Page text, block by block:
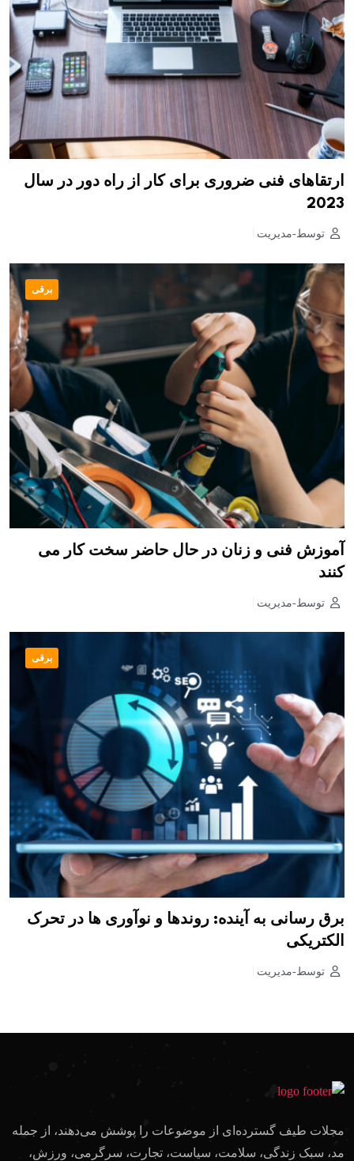
ارتقاهای فنی ضروری برای کار از راه دور در سال
2023
توسط-مدیریت
برقی
آموزش فنی و زنان در حال حاضر سخت کار می
کنند
توسط-مدیریت
برقی
برق رسانی به آینده: روندها و نوآوری ها در تحرک
الکتریکی
توسط-مدیریت
مجلات طیف گسترده‌ای از موضوعات را پوشش می‌دهند، از جمله
مد، سبک زندگی، سلامت، سیاست، تجارت، سرگرمی، ورزش،